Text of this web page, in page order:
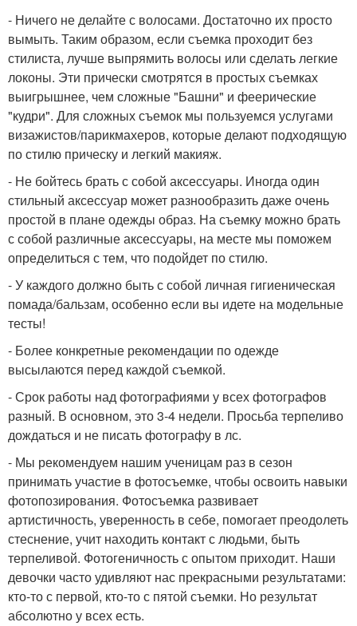
- Ничего не делайте с волосами. Достаточно их просто
вымыть. Таким образом, если съемка проходит без
стилиста, лучше выпрямить волосы или сделать легкие
локоны. Эти прически смотрятся в простых съемках
выигрышнее, чем сложные "Башни" и феерические
"кудри". Для сложных съемок мы пользуемся услугами
визажистов/парикмахеров, которые делают подходящую
по стилю прическу и легкий макияж.
- Не бойтесь брать с собой аксессуары. Иногда один
стильный аксессуар может разнообразить даже очень
простой в плане одежды образ. На съемку можно брать
с собой различные аксессуары, на месте мы поможем
определиться с тем, что подойдет по стилю.
- У каждого должно быть с собой личная гигиеническая
помада/бальзам, особенно если вы идете на модельные
тесты!
- Более конкретные рекомендации по одежде
высылаются перед каждой съемкой.
- Срок работы над фотографиями у всех фотографов
разный. В основном, это 3-4 недели. Просьба терпеливо
дождаться и не писать фотографу в лс.
- Мы рекомендуем нашим ученицам раз в сезон
принимать участие в фотосъемке, чтобы освоить навыки
фотопозирования. Фотосъемка развивает
артистичность, уверенность в себе, помогает преодолеть
стеснение, учит находить контакт с людьми, быть
терпеливой. Фотогеничность с опытом приходит. Наши
девочки часто удивляют нас прекрасными результатами:
кто-то с первой, кто-то с пятой съемки. Но результат
абсолютно у всех есть.